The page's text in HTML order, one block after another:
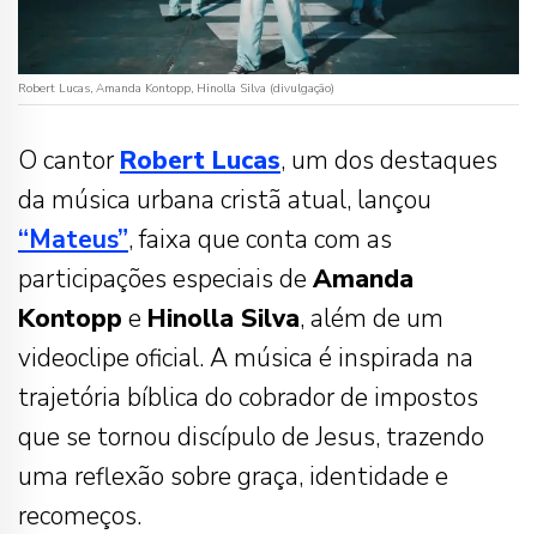
Robert Lucas, Amanda Kontopp, Hinolla Silva (divulgação)
O cantor Robert Lucas, um dos destaques
da música urbana cristã atual, lançou
“Mateus”, faixa que conta com as
participações especiais de Amanda
Kontopp e Hinolla Silva, além de um
videoclipe oficial. A música é inspirada na
trajetória bíblica do cobrador de impostos
que se tornou discípulo de Jesus, trazendo
uma reflexão sobre graça, identidade e
recomeços.